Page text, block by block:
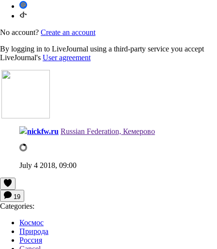
No account? Create an account
By logging in to LiveJournal using a third-party service you accept
LiveJournal's User agreement
nickfw.ru Russian Federation, Кемерово
July 4 2018, 09:00
19
Categories:
Космос
Природа
Россия